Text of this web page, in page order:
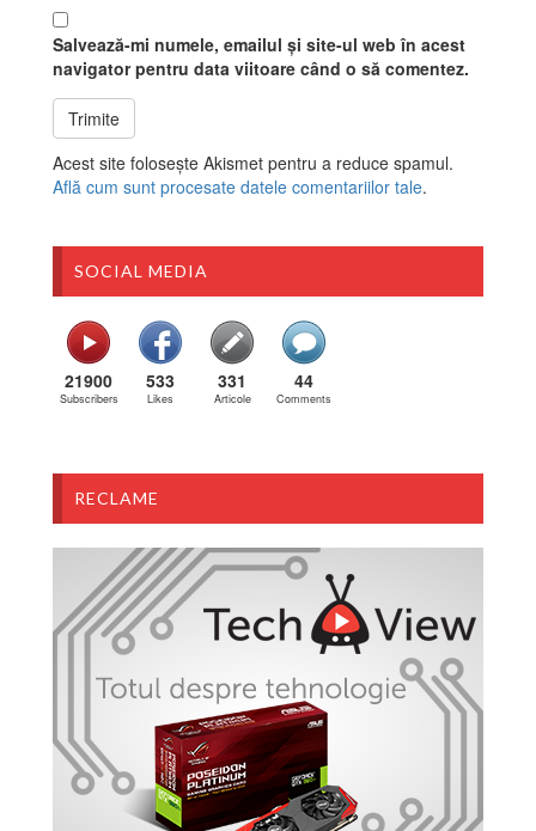
Salvează-mi numele, emailul și site-ul web în acest
navigator pentru data viitoare când o să comentez.
Acest site folosește Akismet pentru a reduce spamul.
Află cum sunt procesate datele comentariilor tale.
SOCIAL MEDIA
21900
Subscribers
533
Likes
331
Articole
44
Comments
RECLAME